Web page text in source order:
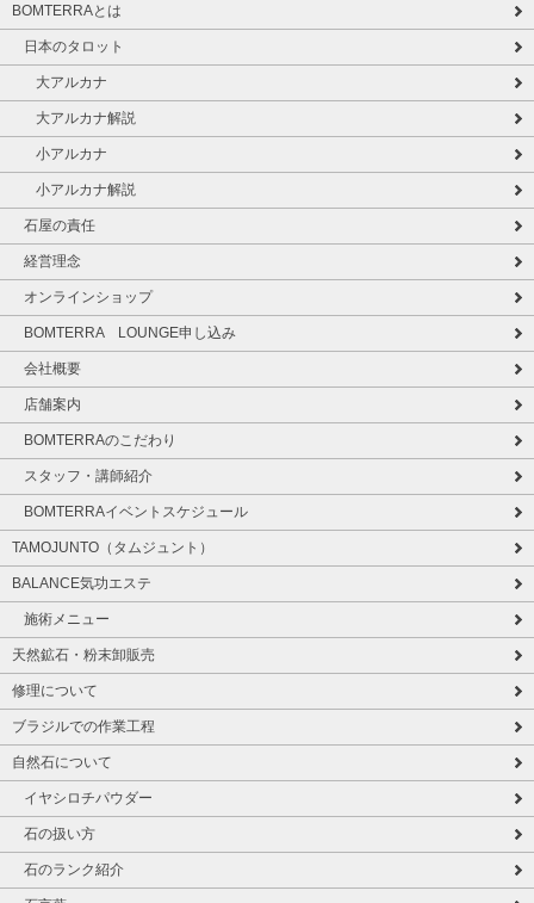
BOMTERRAとは
日本のタロット
大アルカナ
大アルカナ解説
小アルカナ
小アルカナ解説
石屋の責任
経営理念
オンラインショップ
BOMTERRA LOUNGE申し込み
会社概要
店舗案内
BOMTERRAのこだわり
スタッフ・講師紹介
BOMTERRAイベントスケジュール
TAMOJUNTO（タムジュント）
BALANCE気功エステ
施術メニュー
天然鉱石・粉末卸販売
修理について
ブラジルでの作業工程
自然石について
イヤシロチパウダー
石の扱い方
石のランク紹介